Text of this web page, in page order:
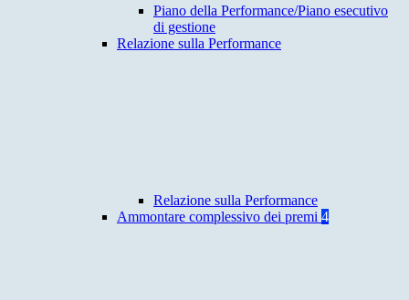
Piano della Performance/Piano esecutivo
di gestione
Relazione sulla Performance
Relazione sulla Performance
Ammontare complessivo dei premi 4